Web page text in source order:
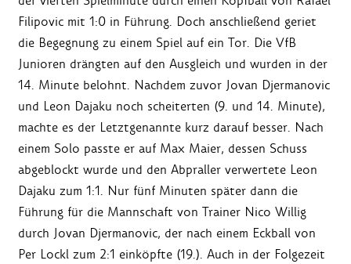
Filipovic mit 1:0 in Führung. Doch anschließend geriet
die Begegnung zu einem Spiel auf ein Tor. Die VfB
Junioren drängten auf den Ausgleich und wurden in der
14. Minute belohnt. Nachdem zuvor Jovan Djermanovic
und Leon Dajaku noch scheiterten (9. und 14. Minute),
machte es der Letztgenannte kurz darauf besser. Nach
einem Solo passte er auf Max Maier, dessen Schuss
abgeblockt wurde und den Abpraller verwertete Leon
Dajaku zum 1:1. Nur fünf Minuten später dann die
Führung für die Mannschaft von Trainer Nico Willig
durch Jovan Djermanovic, der nach einem Eckball von
Per Lockl zum 2:1 einköpfte (19.). Auch in der Folgezeit